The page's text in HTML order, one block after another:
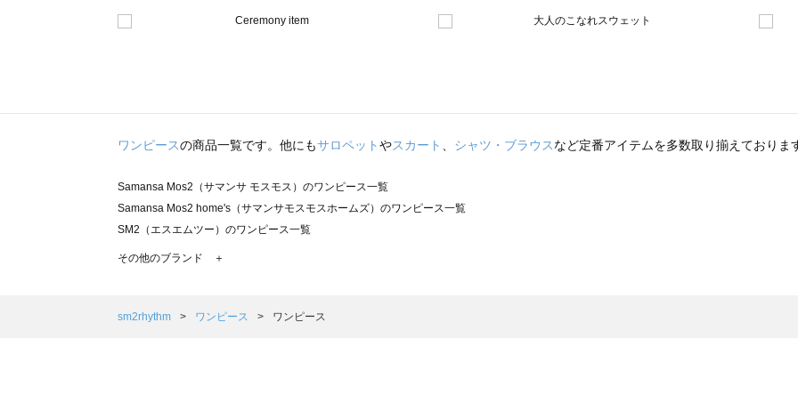
ワンピースの商品一覧です。他にもサロペットやスカート シャツ・ブラウスなど定番アイテムを多数取り揃えておりま
Samansa Mos2（サマンサ モスモス）のワンピース一覧
Samansa Mos2 home's（サマンサモスモスホームズ）のワンピース一覧
SM2（エスエムツー）のワンピース一覧
TSUHARU by Samansa Mos2（ツハルバイサマンサモスモス）のワンピース一覧
Samansa Mos2 Lagom（サマンサモスモス ラーゴム）のワンピース一覧
その他のブランド ＋
sm2rhythm ワンピース ワンピース